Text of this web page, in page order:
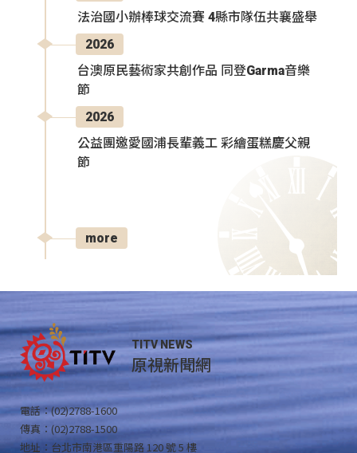
法治國小辦棒球交流賽 4縣市隊伍共襄盛舉
2026
台澳原民藝術家共創作品 同登Garma音樂
節
2026
公益團邀愛國浦長輩義工 彩繪蛋糕慶父親
節
more
TITV NEWS
原視新聞網
電話：(02)2788-1600
傳真：(02)2788-1500
地址：台北市南港區重陽路 120 號 5 樓